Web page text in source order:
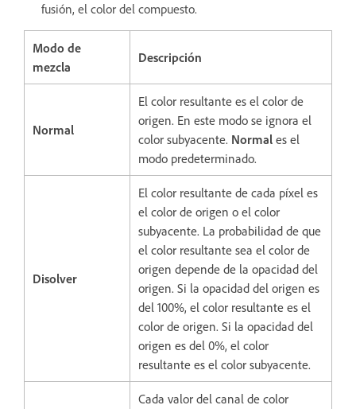
fusión, el color del compuesto.
Modo de
mezcla
Descripción
Normal
El color resultante es el color de
origen. En este modo se ignora el
color subyacente. Normal es el
modo predeterminado.
Disolver
El color resultante de cada píxel es
el color de origen o el color
subyacente. La probabilidad de que
el color resultante sea el color de
origen depende de la opacidad del
origen. Si la opacidad del origen es
del 100%, el color resultante es el
color de origen. Si la opacidad del
origen es del 0%, el color
resultante es el color subyacente.
Cada valor del canal de color